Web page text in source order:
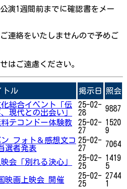
演1週間前までに確認書をメー
連絡をいたしませんので予めご
はご遠慮ください。
トル 掲示日 照会
総合イベント「伝
現代との出会い」
25-02-
28
9887
料テコンドー体験教
25-02-
27
1520
9
フォト＆感想文コ
選者発表
25-02-
27
7064
会「別れる決心」
25-02-
25
1419
5
映画上映会 開催
25-02-
25
2744
1